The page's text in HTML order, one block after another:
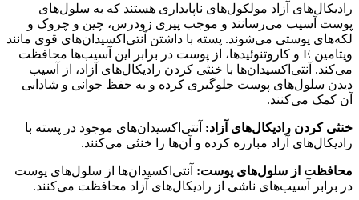
رادیکال‌های آزاد مولکول‌های ناپایداری هستند که به سلول‌های
پوست آسیب می‌رسانند و موجب پیری زودرس، چین و چروک و
لکه‌های پوستی می‌شوند. پسته با داشتن آنتی‌اکسیدان‌های قوی مانند
ویتامین E و کاروتنوئیدها، از پوست در برابر این آسیب‌ها محافظت
می‌کند. آنتی‌اکسیدان‌ها با خنثی کردن رادیکال‌های آزاد، از آسیب
دیدن سلول‌های پوست جلوگیری کرده و به حفظ جوانی و شادابی
آن کمک می‌کنند.
خنثی کردن رادیکال‌های آزاد: آنتی‌اکسیدان‌های موجود در پسته با
رادیکال‌های آزاد مبارزه کرده و آن‌ها را خنثی می‌کنند.
محافظت از سلول‌های پوست: آنتی‌اکسیدان‌ها از سلول‌های پوست
در برابر آسیب‌های ناشی از رادیکال‌های آزاد محافظت می‌کنند.